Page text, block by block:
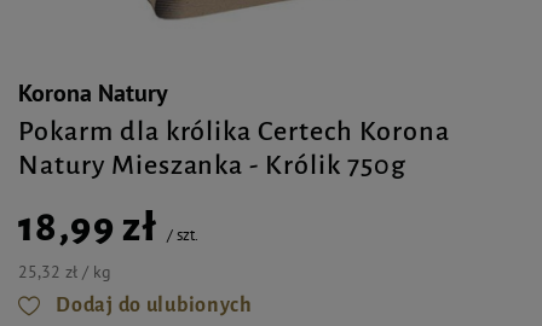
Korona Natury
Pokarm dla królika Certech Korona
Natury Mieszanka - Królik 750g
18,99 zł /szt.
25,32 zł / kg
Dodaj do ulubionych